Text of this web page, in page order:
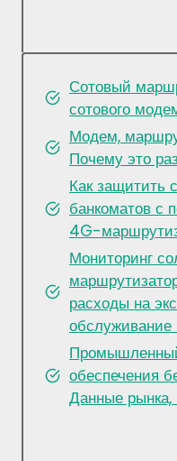
Сотовый
сотового
Модем,
Почему это
Как защитить
банкоматов
4G-
Мониторинг
расходы на
обеспечения
Данные рынка,